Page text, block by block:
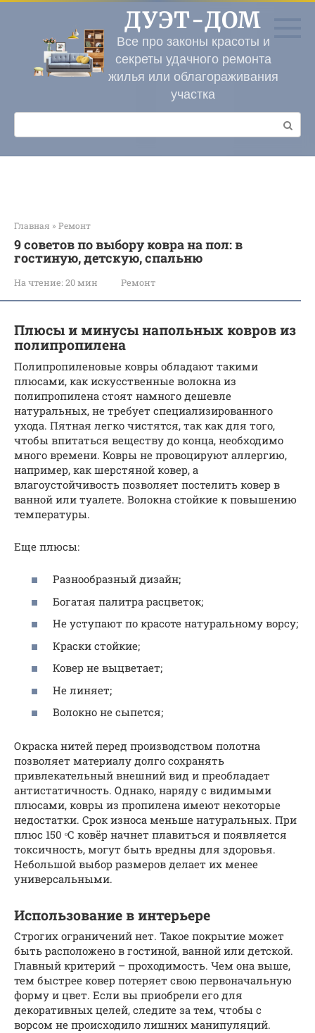
Перейти
контенту
ДУЭТ-ДОМ
Все про законы красоты и
секреты удачного ремонта
жилья или облагораживания
участка
Поиск:
Главная » Ремонт
9 советов по выбору ковра на пол: в
гостиную, детскую, спальню
На чтение: 20 мин Ремонт
Плюсы и минусы напольных ковров из
полипропилена
Полипропиленовые ковры обладают такими
плюсами, как искусственные волокна из
полипропилена стоят намного дешевле
натуральных, не требует специализированного
ухода. Пятная легко чистятся, так как для того,
чтобы впитаться веществу до конца, необходимо
много времени. Ковры не провоцируют аллергию,
например, как шерстяной ковер, а
влагоустойчивость позволяет постелить ковер в
ванной или туалете. Волокна стойкие к повышению
температуры.
Еще плюсы:
Разнообразный дизайн;
Богатая палитра расцветок;
Не уступают по красоте натуральному ворсу;
Краски стойкие;
Ковер не выцветает;
Не линяет;
Волокно не сыпется;
Окраска нитей перед производством полотна
позволяет материалу долго сохранять
привлекательный внешний вид и преобладает
антистатичность. Однако, наряду с видимыми
плюсами, ковры из пропилена имеют некоторые
недостатки. Срок износа меньше натуральных. При
плюс 150 ᵒС ковёр начнет плавиться и появляется
токсичность, могут быть вредны для здоровья.
Небольшой выбор размеров делает их менее
универсальными.
Использование в интерьере
Строгих ограничений нет. Такое покрытие может
быть расположено в гостиной, ванной или детской.
Главный критерий – проходимость. Чем она выше,
тем быстрее ковер потеряет свою первоначальную
форму и цвет. Если вы приобрели его для
декоративных целей, следите за тем, чтобы с
ворсом не происходило лишних манипуляций.